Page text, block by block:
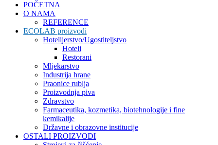
POČETNA
O NAMA
REFERENCE
ECOLAB proizvodi
Hotelijerstvo/Ugostiteljstvo
Hoteli
Restorani
Mljekarstvo
Industrija hrane
Praonice rublja
Proizvodnja piva
Zdravstvo
Farmaceutika, kozmetika, biotehnologije i fine
kemikalije
Državne i obrazovne institucije
OSTALI PROIZVODI